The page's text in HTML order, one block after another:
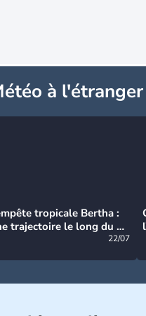
à l'étranger
tropicale Bertha :
trajectoire le long du du
22/07